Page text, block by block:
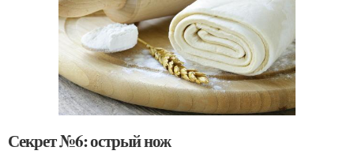
Секрет №6: острый нож